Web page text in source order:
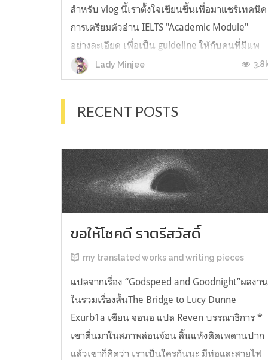
สำหรับ vlog นี้เราตั้งใจเขียนขึ้นเพื่อมาแชร์เทคนิค
การเตรียมตัวอ่าน IELTS "Academic Module"
อย่างละเอียด เพื่อเป็น guideline ให้กับคนที่มีแพ
ลนจะสอบแต่ไม่รู้ต้องเริ่มตรงไหน หรืออยากจะได้
ข้อมูลเพิ่มเติมมาเสริมความมั่นใจจากที่ตัวเองเรียน
Lady Minjee
RECENT POSTS
ขอให้โชคดี ราตรีสวัสดิ์
my translated works and writing pieces
แปลจากเรื่อง “Godspeed and Goodnight”ผลงาน
ในรวมเรื่องสั้นThe Bridge to Lucy Dunne
Exurb1a เขียน จอนอ แปล Reven บรรณาธิการ *
เขาตื่นมาในสภาพล่อนจ้อน ลิ้นแห้งติดเพดานปาก
แล้วเขาก็คิดว่า เราเป็นใครกันนะ มีท่อและสายไฟ